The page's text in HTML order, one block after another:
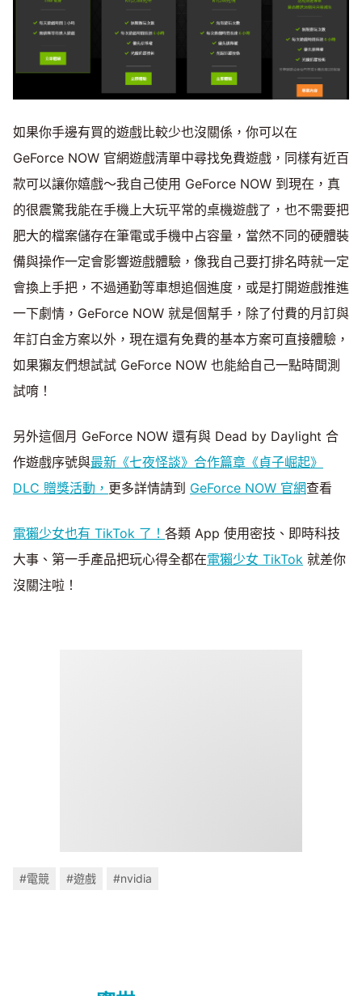
如果你手邊有買的遊戲比較少也沒關係，你可以在
GeForce NOW 官網遊戲清單中尋找免費遊戲，同樣有近百
款可以讓你嬉戲～我自己使用 GeForce NOW 到現在，真
的很震驚我能在手機上大玩平常的桌機遊戲了，也不需要把
肥大的檔案儲存在筆電或手機中占容量，當然不同的硬體裝
備與操作一定會影響遊戲體驗，像我自己要打排名時就一定
會換上手把，不過通勤等車想追個進度，或是打開遊戲推進
一下劇情，GeForce NOW 就是個幫手，除了付費的月訂與
年訂白金方案以外，現在還有免費的基本方案可直接體驗，
如果獺友們想試試 GeForce NOW 也能給自己一點時間測
試唷！
另外這個月 GeForce NOW 還有與 Dead by Daylight 合
作遊戲序號與最新《七夜怪談》合作篇章《貞子崛起》
DLC 贈獎活動， 更多詳情請到 GeForce NOW 官網查看
電獺少女也有 TikTok 了！ 各類 App 使用密技、即時科技
大事、第一手產品把玩心得全都在電獺少女 TikTok 就差你
沒關注啦！
#電競 #遊戲 #nvidia